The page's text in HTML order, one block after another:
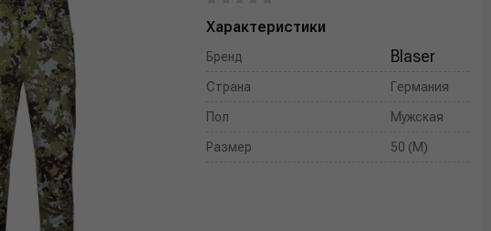
Характеристики
Бренд Blaser
Страна Германия
Пол Мужская
Размер 50 (M)